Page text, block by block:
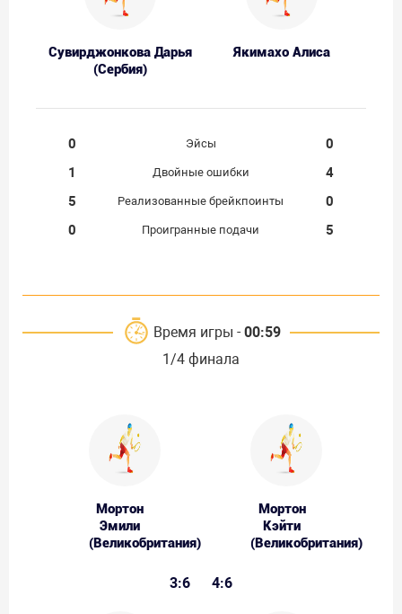
Сувирджонкова Дарья
(Сербия)
Якимахо Алиса
0 Эйсы
0
1
Двойные ошибки
4
5
Реализованные брейкпоинты
0
0
Проигранные подачи 5
Время игры - 00:59
1/4 финала
Мортон
Эмили
(Великобритания)
Мортон
Кэйти
(Великобритания)
3:6 4:6